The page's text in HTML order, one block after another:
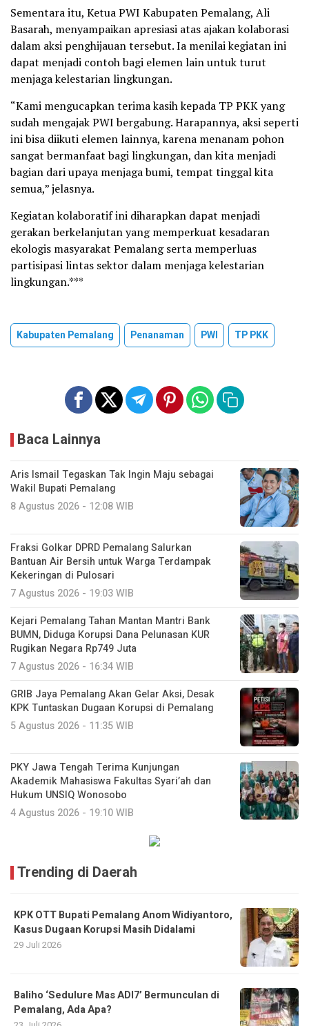
Sementara itu, Ketua PWI Kabupaten Pemalang, Ali
Basarah, menyampaikan apresiasi atas ajakan kolaborasi
dalam aksi penghijauan tersebut. Ia menilai kegiatan ini
dapat menjadi contoh bagi elemen lain untuk turut
menjaga kelestarian lingkungan.
“Kami mengucapkan terima kasih kepada TP PKK yang
sudah mengajak PWI bergabung. Harapannya, aksi seperti
ini bisa diikuti elemen lainnya, karena menanam pohon
sangat bermanfaat bagi lingkungan, dan kita menjadi
bagian dari upaya menjaga bumi, tempat tinggal kita
semua,” jelasnya.
Kegiatan kolaboratif ini diharapkan dapat menjadi
gerakan berkelanjutan yang memperkuat kesadaran
ekologis masyarakat Pemalang serta memperluas
partisipasi lintas sektor dalam menjaga kelestarian
lingkungan.***
Kabupaten Pemalang Penanaman PWI TP PKK
Baca Lainnya
Aris Ismail Tegaskan Tak Ingin Maju sebagai
Wakil Bupati Pemalang
8 Agustus 2026 - 12:08 WIB
Fraksi Golkar DPRD Pemalang Salurkan
Bantuan Air Bersih untuk Warga Terdampak
Kekeringan di Pulosari
7 Agustus 2026 - 19:03 WIB
Kejari Pemalang Tahan Mantan Mantri Bank
BUMN, Diduga Korupsi Dana Pelunasan KUR
Rugikan Negara Rp749 Juta
7 Agustus 2026 - 16:34 WIB
GRIB Jaya Pemalang Akan Gelar Aksi, Desak
KPK Tuntaskan Dugaan Korupsi di Pemalang
5 Agustus 2026 - 11:35 WIB
PKY Jawa Tengah Terima Kunjungan
Akademik Mahasiswa Fakultas Syari’ah dan
Hukum UNSIQ Wonosobo
4 Agustus 2026 - 19:10 WIB
Trending di Daerah
KPK OTT Bupati Pemalang Anom Widiyantoro,
Kasus Dugaan Korupsi Masih Didalami
29 Juli 2026
Baliho ‘Sedulure Mas ADI7’ Bermunculan di
Pemalang, Ada Apa?